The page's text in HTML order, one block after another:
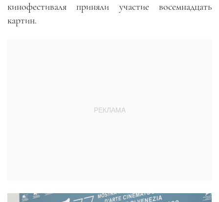
кинофестиваля приняли участие восемнадцать
картин.